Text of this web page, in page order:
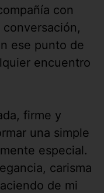
con
ese punto de
encuentro
firme y
una simple
especial.
carisma
de mi